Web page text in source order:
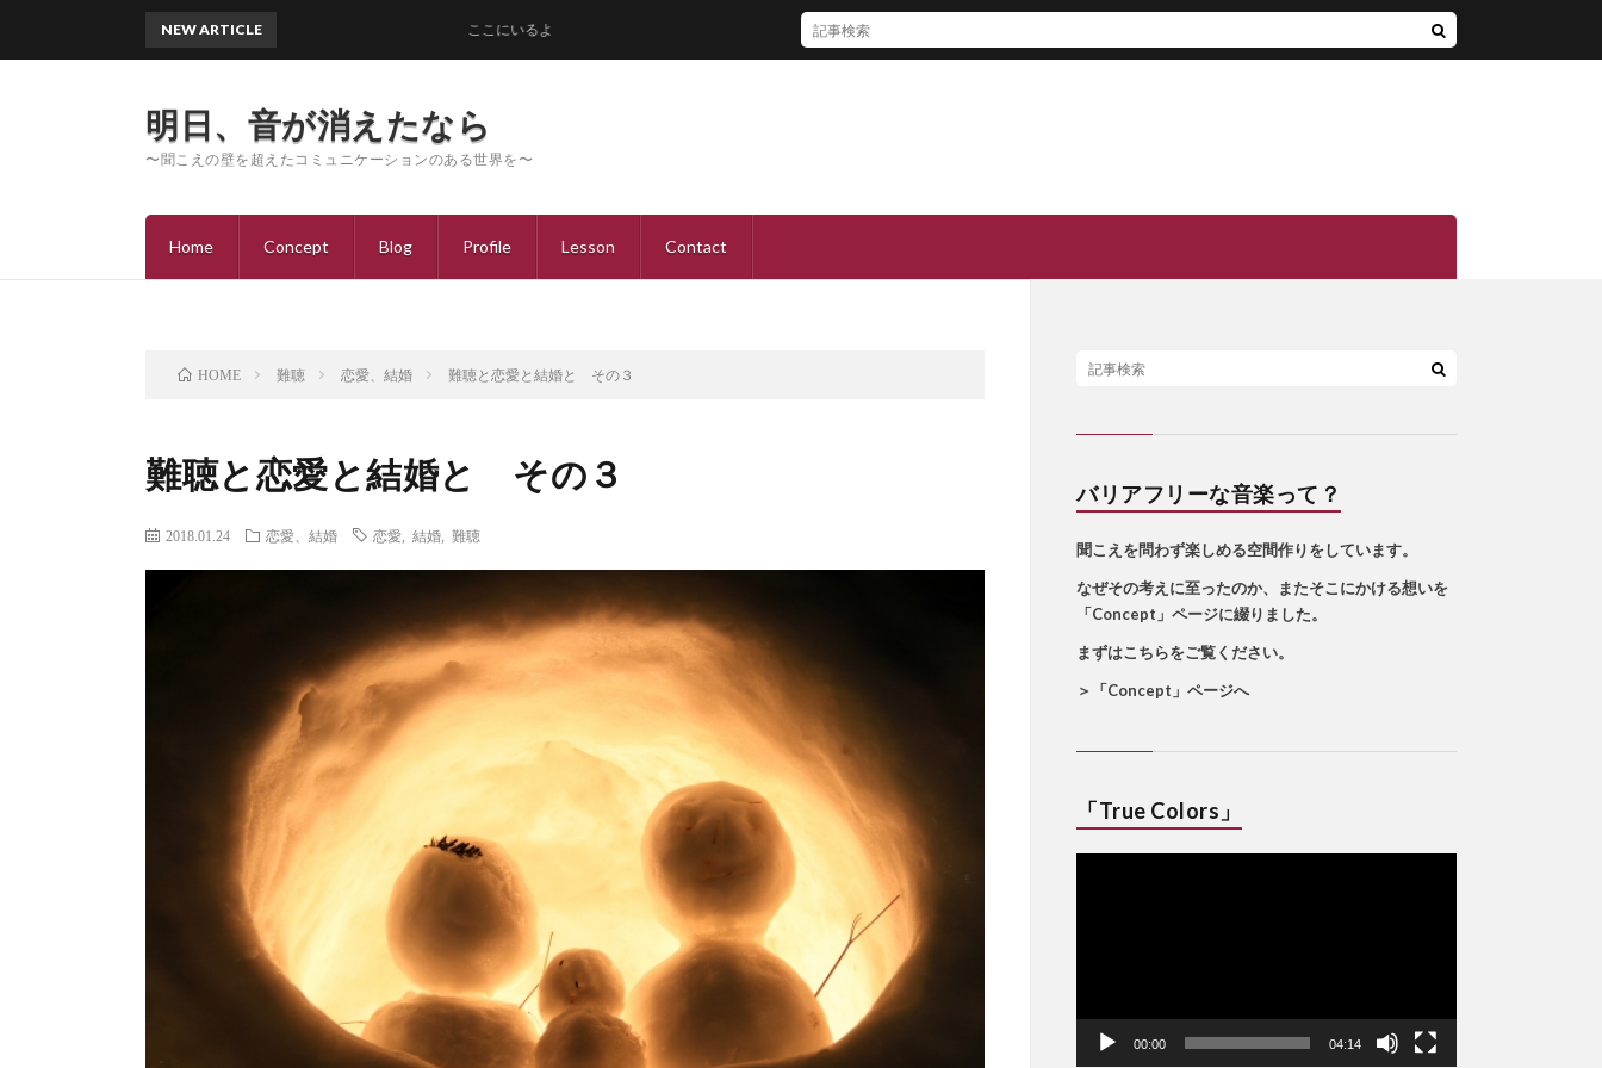
明日、音が消えたなら
〜聞こえの壁を超えたコミュニケーションのある世界を〜
Home Concept Blog Profile Lesson Contact
NEW ARTICLE ここにいるよ
HOME 難聴 恋愛、結婚 難聴と恋愛と結婚と その３
難聴と恋愛と結婚と その３
2018.01.24 恋愛、結婚 恋愛 結婚 難聴
バリアフリーな音楽って？
聞こえを問わず楽しめる空間作りをしています。
なぜその考えに至ったのか、またそこにかける想いを
「Concept」ページに綴りました。
まずはこちらをご覧ください。
＞
「Concept」ページへ
「True Colors」
動
00:00 04:14